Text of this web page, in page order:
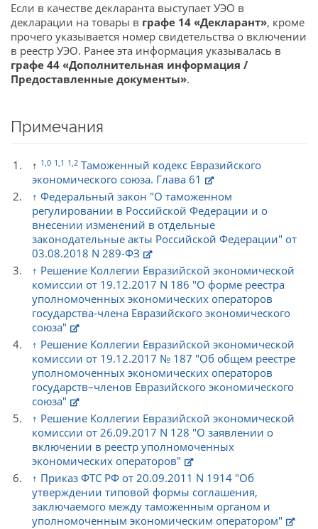
Если в качестве декларанта выступает УЭО в
декларации на товары в графе 14 «Декларант», кроме
прочего указывается номер свидетельства о включении
в реестр УЭО. Ранее эта информация указывалась в
графе 44 «Дополнительная информация /
Предоставленные документы».
Примечания
↑ 1,0 1,1 1,2 Таможенный кодекс Евразийского
экономического союза. Глава 61
↑ Федеральный закон "О таможенном
регулировании в Российской Федерации и о
внесении изменений в отдельные
законодательные акты Российской Федерации" от
03.08.2018 N 289-ФЗ
↑ Решение Коллегии Евразийской экономической
комиссии от 19.12.2017 N 186 "О форме реестра
уполномоченных экономических операторов
государства-члена Евразийского экономического
союза"
↑ Решение Коллегии Евразийской экономической
комиссии от 19.12.2017 № 187 "Об общем реестре
уполномоченных экономических операторов
государств–членов Евразийского экономического
союза"
↑ Решение Коллегии Евразийской экономической
комиссии от 26.09.2017 N 128 "О заявлении о
включении в реестр уполномоченных
экономических операторов"
↑ Приказ ФТС РФ от 20.09.2011 N 1914 "Об
утверждении типовой формы соглашения,
заключаемого между таможенным органом и
уполномоченным экономическим оператором"